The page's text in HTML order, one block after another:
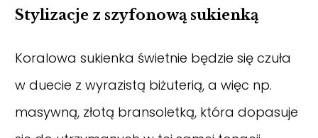
Stylizacje z szyfonową sukienką
Koralowa sukienka świetnie będzie się czuła
w duecie z wyrazistą biżuterią, a więc np.
masywną, złotą bransoletką, która dopasuje